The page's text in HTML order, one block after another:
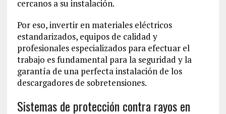
cercanos a su instalación.
Por eso, invertir en materiales eléctricos
estandarizados, equipos de calidad y
profesionales especializados para efectuar el
trabajo es fundamental para la seguridad y la
garantía de una perfecta instalación de los
descargadores de sobretensiones.
Sistemas de protección contra rayos en